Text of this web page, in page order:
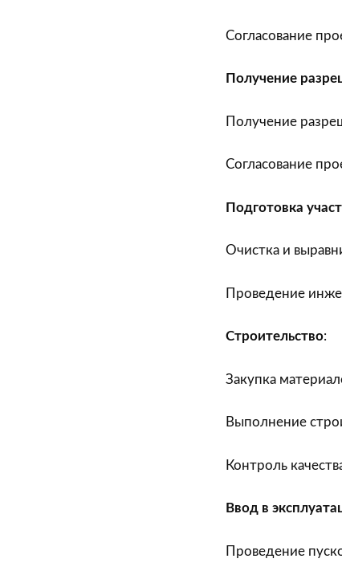
Согласование
Получение
Получение
Согласование
Подготовка
Очистка и
Проведение
Строительство:
Закупка
Выполнение
Контроль
Ввод в
Проведение